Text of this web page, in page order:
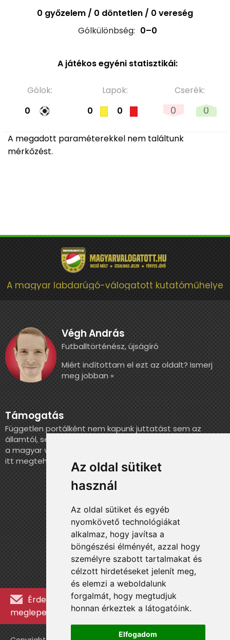
Az oldal sütiket
használ
Az oldal sütiket és egyéb
nyomkövető technológiákat
alkalmaz, hogy javítsa a
böngészési élményét, azzal hogy
személyre szabott tartalmakat és
célzott hirdetéseket jelenít meg,
és elemzi a weboldalunk
forgalmát, hogy megtudjuk
honnan érkeztek a látogatóink.
Elfogadom
0 győzelem / 0 döntetlen / 0 vereség
Gólkülönbség: 0–0
A játékos egyéni statisztikái:
Gólok:
0
Lapok:
0
0
Cserék:
0 0
A megadott paraméterekkel nem találtunk
mérkőzést.
A magyar labdarúgó-válogatott kutatóműhelye
Végh András
Futballtörténész, újságíró
Miért indítottam el ezt az oldalt? Ismerj
meg jobban »
Támogatás
Független portálként nem kapunk juttatást sem az
államtól, sem más szervezettől. Ha szeretnél segíteni
a magyar válogatott történelmének feldolgozásában,
itt megteheted.
Érdekességekért, kulisszatitkokért és
meglepetésekért iratkozz fel a hírlevélre »